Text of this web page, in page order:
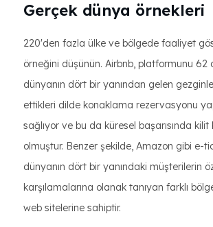
Gerçek dünya örnekleri
220'den fazla ülke ve bölgede faaliyet
örneğini düşünün. Airbnb, platformunu 62
dünyanın dört bir yanından gelen
ettikleri dilde konaklama rezervasyonu
sağlıyor ve bu da küresel başarısında
olmuştur. Benzer şekilde, Amazon gibi e-
dünyanın dört bir yanındaki müşterilerin
karşılamalarına olanak tanıyan farklı
web sitelerine sahiptir.